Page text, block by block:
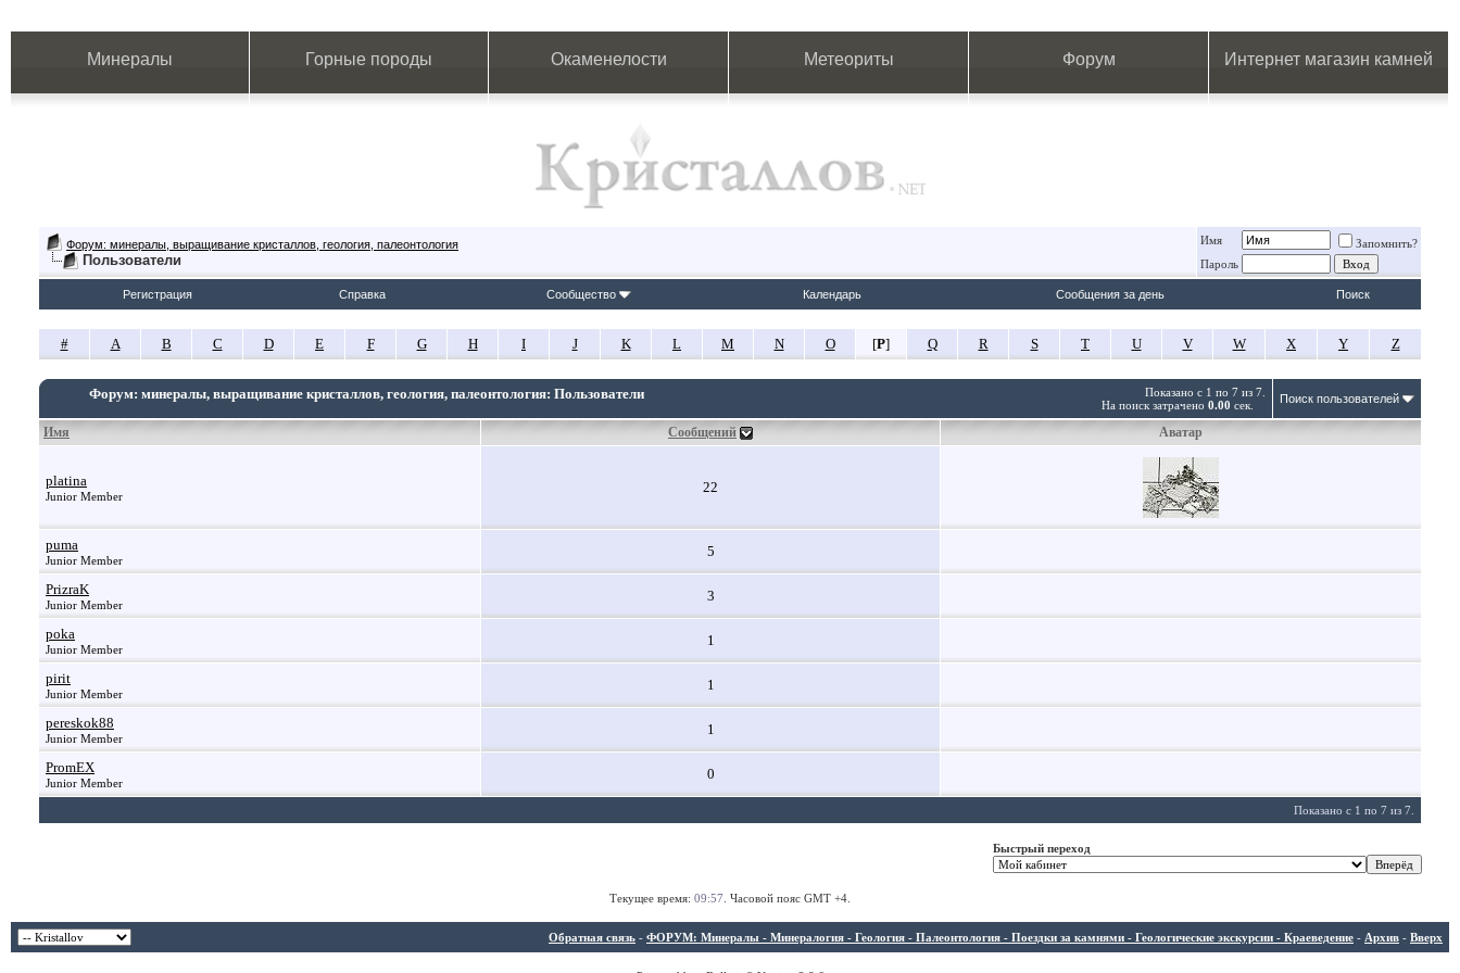
Минералы Горные породы Окаменелости Метеориты Форум Интернет магазин камней
Форум: минералы, выращивание кристаллов, геология, палеонтология
Пользователи
Имя
Запомнить?
Пароль
Регистрация Справка Сообщество Календарь Сообщения за день Поиск
# A B C D E F G H I J K L M N O [P] Q R S T U V W X Y Z
Показано с 1 по 7 из 7.
На поиск затрачено 0.00 сек.
Форум: минералы, выращивание кристаллов, геология, палеонтология: Пользователи Поиск пользователей
Имя Сообщений Аватар
platina
Junior Member
22
puma
Junior Member
5
PrizraK
Junior Member
3
poka
Junior Member
1
pirit
Junior Member
1
pereskok88
Junior Member
1
PromEX
Junior Member
0
Показано с 1 по 7 из 7.
Быстрый переход
Текущее время: 09:57 . Часовой пояс GMT +4.
Обратная связь - ФОРУМ: Минералы - Минералогия - Геология - Палеонтология - Поездки за камнями - Геологические экскурсии - Краеведение - Архив - Вверх